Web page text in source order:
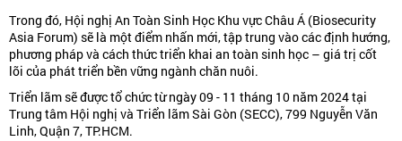
Trong đó, Hội nghị An Toàn Sinh Học Khu vực Châu Á (Biosecurity
Asia Forum) sẽ là một điểm nhấn mới, tập trung vào các định hướng,
phương pháp và cách thức triển khai an toàn sinh học – giá trị cốt
lõi của phát triển bền vững ngành chăn nuôi.
Triển lãm sẽ được tổ chức từ ngày 09 - 11 tháng 10 năm 2024 tại
Trung tâm Hội nghị và Triển lãm Sài Gòn (SECC), 799 Nguyễn Văn
Linh, Quận 7, TP.HCM.